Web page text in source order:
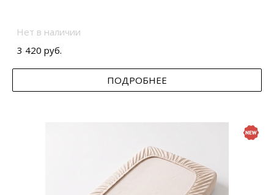
Нет в наличии
3 420 руб.
ПОДРОБНЕЕ